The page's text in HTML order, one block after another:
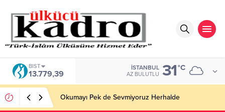
BIST
13.779,39
İSTANBUL
AZ BULUTLU 31°C
Okumayı Pek de Sevmiyoruz Herhalde